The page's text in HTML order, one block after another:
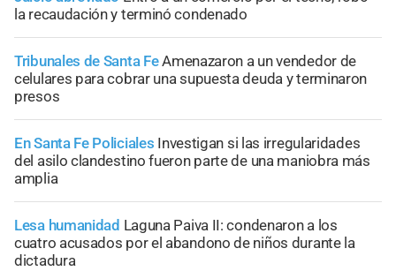
la recaudación y terminó condenado
Tribunales de Santa FeAmenazaron a un vendedor de
celulares para cobrar una supuesta deuda y terminaron
presos
En Santa Fe Policiales Investigan si las irregularidades
del asilo clandestino fueron parte de una maniobra más
amplia
Lesa humanidad Laguna Paiva II: condenaron a los
cuatro acusados por el abandono de niños durante la
dictadura